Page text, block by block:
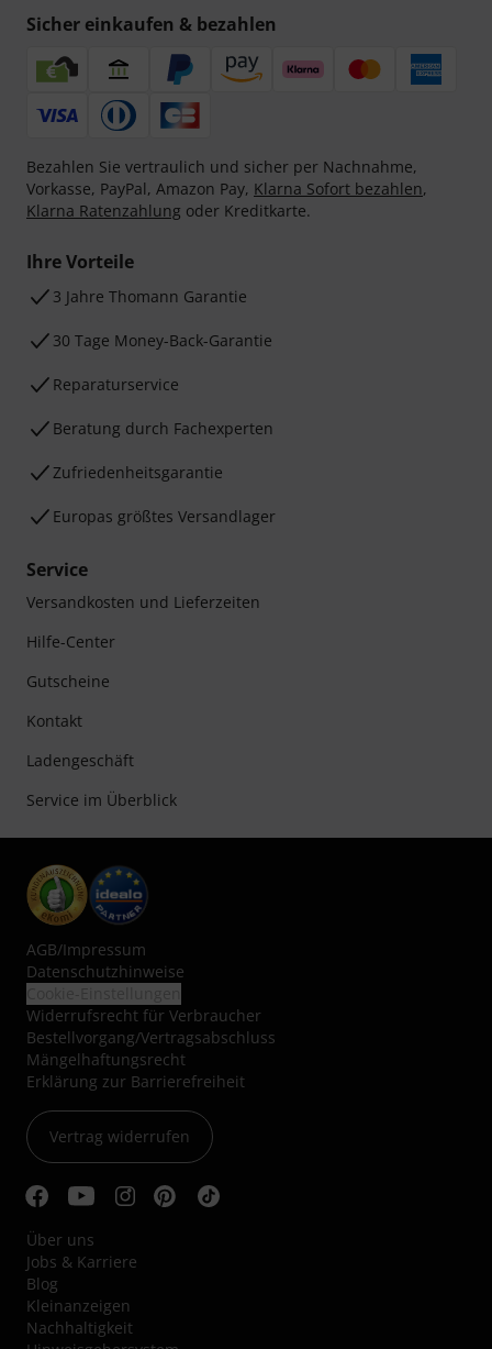
Sicher einkaufen & bezahlen
Bezahlen Sie vertraulich und sicher per Nachnahme,
Vorkasse, PayPal, Amazon Pay, Klarna Sofort bezahlen,
Klarna Ratenzahlung oder Kreditkarte.
Ihre Vorteile
3 Jahre Thomann Garantie
30 Tage Money-Back-Garantie
Reparaturservice
Beratung durch Fachexperten
Zufriedenheitsgarantie
Europas größtes Versandlager
Service
Versandkosten und Lieferzeiten
Hilfe-Center
Gutscheine
Kontakt
Ladengeschäft
Service im Überblick
AGB/Impressum
Datenschutzhinweise
Widerrufsrecht für Verbraucher
Bestellvorgang/Vertragsabschluss
Mängelhaftungsrecht
Erklärung zur Barrierefreiheit
Vertrag widerrufen
Über uns
Jobs & Karriere
Blog
Kleinanzeigen
Nachhaltigkeit